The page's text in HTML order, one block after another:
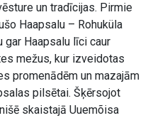
un tradīcijas. Pirmie
Haapsalu – Rohuküla
Haapsalu līci caur
mežus, kur izveidotas
promenādēm un mazajām
pilsētai. Šķērsojot
skaistajā Uuemõisa